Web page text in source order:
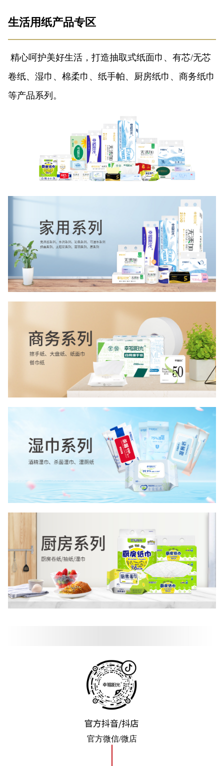
生活用纸产品专区
 精心呵护美好生活，打造抽取式纸面巾、有芯/无芯
卷纸、湿巾、棉柔巾、纸手帕、厨房纸巾、商务纸巾
等产品系列。
官方微信/微店